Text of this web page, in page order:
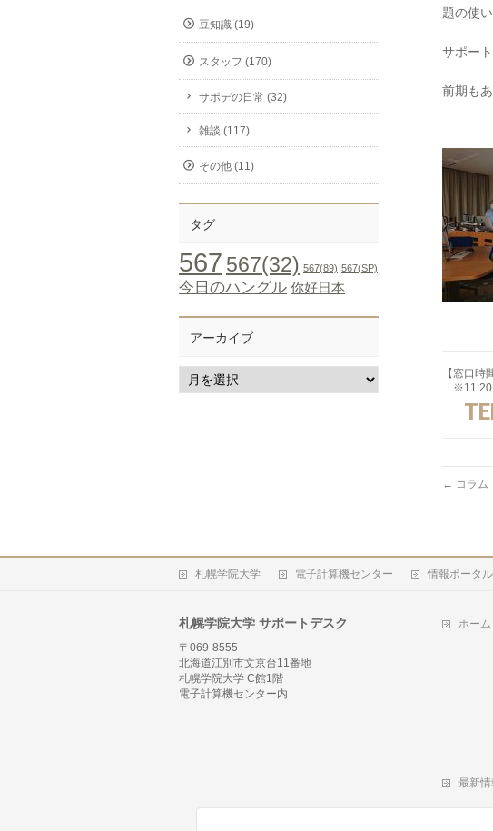
題の使
サポー
前期も
【窓口
※11:20
← コラム
豆知識 (19)
スタッフ (170)
サポデの日常 (32)
雑談 (117)
その他 (11)
タグ
567 567(32) 567(89) 567(SP)
今日のハングル 你好日本
アーカイブ
ア
ー
札幌学院大学 電子計算機センター 情報ポータル
札幌学院大学 サポートデスク
〒069-8555
北海道江別市文京台11番地
札幌学院大学 C館1階
電子計算機センター内
ホーム
最新情